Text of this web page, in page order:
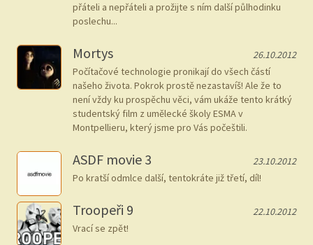
přáteli a nepřáteli a prožijte s ním další půlhodinku
poslechu...
Mortys
26.10.2012
Počítačové technologie pronikají do všech částí
našeho života. Pokrok prostě nezastavíš! Ale že to
není vždy ku prospěchu věci, vám ukáže tento krátký
studentský film z umělecké školy ESMA v
Montpellieru, který jsme pro Vás počeštili.
ASDF movie 3
23.10.2012
Po kratší odmlce další, tentokráte již třetí, díl!
Troopeři 9
22.10.2012
Vrací se zpět!